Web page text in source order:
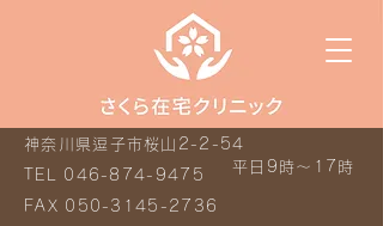
平日9時～17時
神奈川県逗子市桜山2-2-54
TEL 046-874-9475
FAX 050-3145-2736